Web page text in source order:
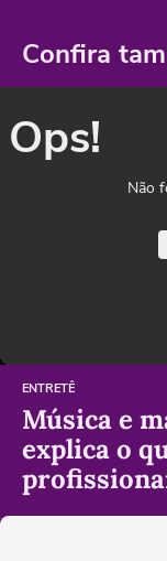
Confira
Ops!
Não
ENTRETÊ
Música e
explica o